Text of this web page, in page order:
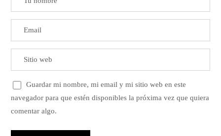
Guardar mi nombre, mi email y mi sitio web en este
navegador para que estén disponibles la próxima vez que quiera
comentar algo.